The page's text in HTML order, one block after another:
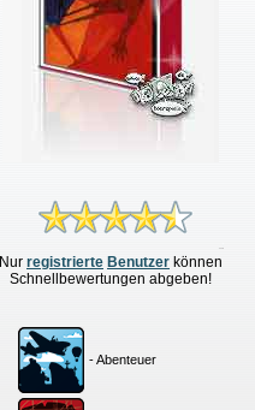
Nur registrierte Benutzer können
Schnellbewertungen abgeben!
- Abenteuer